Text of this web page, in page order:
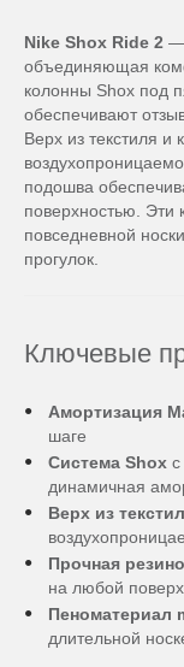
Nike Shox Ride 2 —
объединяющая
колонны Shox под
обеспечивают
Верх из текстиля и
подошва
поверхностью. Эти
повседневной
прогулок.
Ключевые
Амортизация
шаге
Система Shox
динамичная
Верх из
Прочная
на любой
Пеноматериал
длительной